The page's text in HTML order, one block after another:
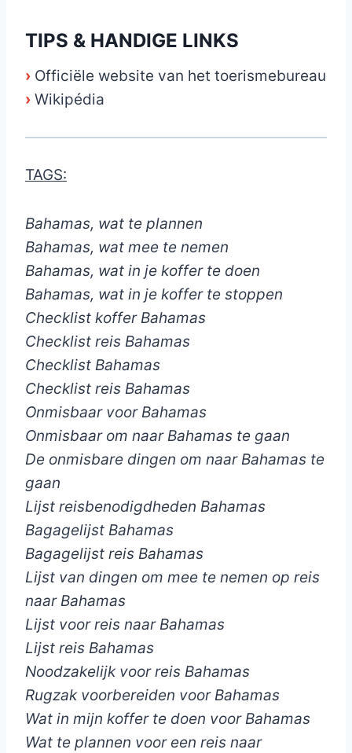
TIPS & HANDIGE LINKS
› Officiële website van het toerismebureau
› Wikipédia
TAGS:
Bahamas, wat te plannen
Bahamas, wat mee te nemen
Bahamas, wat in je koffer te doen
Bahamas, wat in je koffer te stoppen
Checklist koffer Bahamas
Checklist reis Bahamas
Checklist Bahamas
Checklist reis Bahamas
Onmisbaar voor Bahamas
Onmisbaar om naar Bahamas te gaan
De onmisbare dingen om naar Bahamas te
gaan
Lijst reisbenodigdheden Bahamas
Bagagelijst Bahamas
Bagagelijst reis Bahamas
Lijst van dingen om mee te nemen op reis
naar Bahamas
Lijst voor reis naar Bahamas
Lijst reis Bahamas
Noodzakelijk voor reis Bahamas
Rugzak voorbereiden voor Bahamas
Wat in mijn koffer te doen voor Bahamas
Wat te plannen voor een reis naar